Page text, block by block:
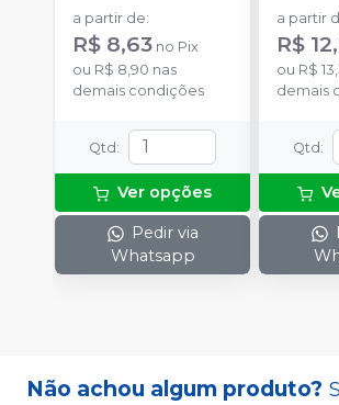
a partir de:
R$ 8,63 no Pix
ou R$ 8,90 nas
demais condições
Qtd:
Ver opções
Pedir via
Whatsapp
a partir
R$
ou R$
demais
Qtd:
Não achou algum produto?